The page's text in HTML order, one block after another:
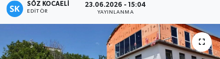
SÖZ KOCAELI
EDITÖR
23.06.2026 - 15:04
YAYINLANMA